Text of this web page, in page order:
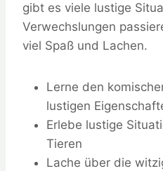
gibt es viele lustige
Verwechslungen
viel Spaß und Lachen.
Lerne den
lustigen
Erlebe lustige
Tieren
Lache über die